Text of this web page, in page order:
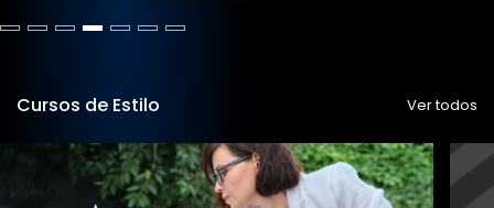
Cursos de Estilo Ver todos